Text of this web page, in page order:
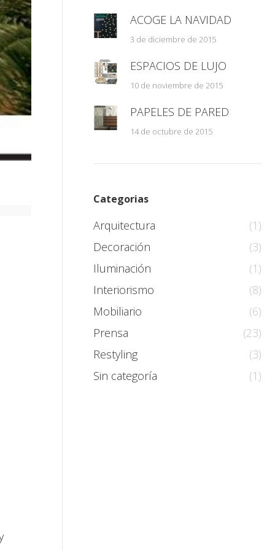
ACOGE LA NAVIDAD
3 de diciembre de 2015
ESPACIOS DE LUJO
10 de noviembre de 2015
PAPELES DE PARED
14 de octubre de 2015
Categorias
Arquitectura
(1)
Decoración
(3)
Iluminación
(1)
Interiorismo
(8)
Mobiliario
(6)
Prensa
(23)
Restyling
(3)
Sin categoría
(1)